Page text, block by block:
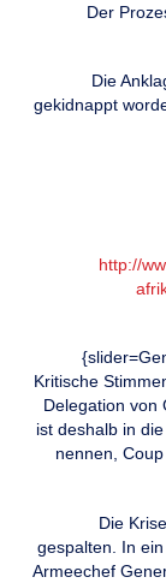
Der
Die
gekidnappt
http://
Kritische
Delegation von
ist deshalb in
nennen,
Die
gespalten. In
Armeechef